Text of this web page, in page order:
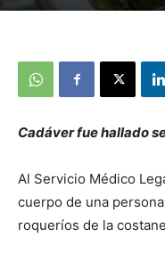
Cadáver fue hallado
Al Servicio Médico
cuerpo de una
roqueríos de la